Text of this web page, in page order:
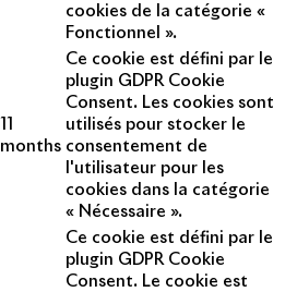
cookies de la catégorie «
Fonctionnel ».
months
Ce cookie est défini par le
plugin GDPR Cookie
Consent. Les cookies sont
utilisés pour stocker le
consentement de
l'utilisateur pour les
cookies dans la catégorie
« Nécessaire ».
Ce cookie est défini par le
plugin GDPR Cookie
Consent. Le cookie est